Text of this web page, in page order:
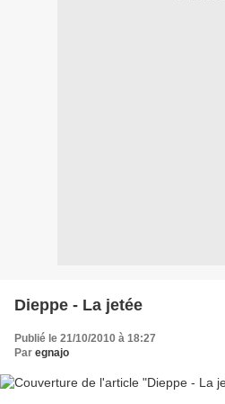
Dieppe - La jetée
Publié le 21/10/2010 à 18:27
Par egnajo